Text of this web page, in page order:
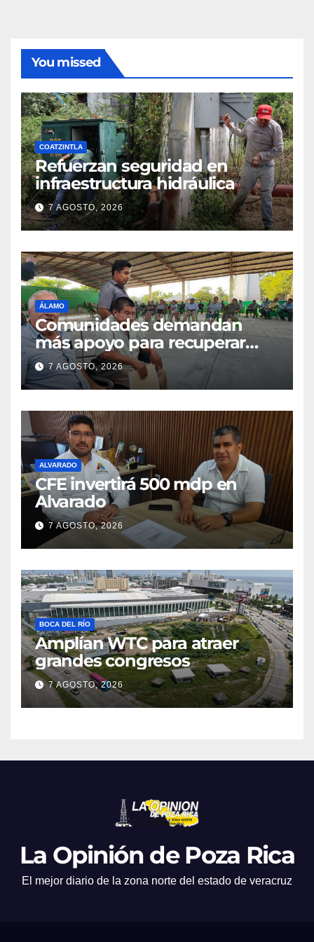
You missed
COATZINTLA
Refuerzan seguridad en
infraestructura hidráulica
7 AGOSTO, 2026
ÁLAMO
Comunidades demandan
más apoyo para recuperar
parcelas
7 AGOSTO, 2026
ALVARADO
CFE invertirá 500 mdp en
Alvarado
7 AGOSTO, 2026
BOCA DEL RÍO
Amplían WTC para atraer
grandes congresos
7 AGOSTO, 2026
La Opinión de Poza Rica
El mejor diario de la zona norte del estado de veracruz